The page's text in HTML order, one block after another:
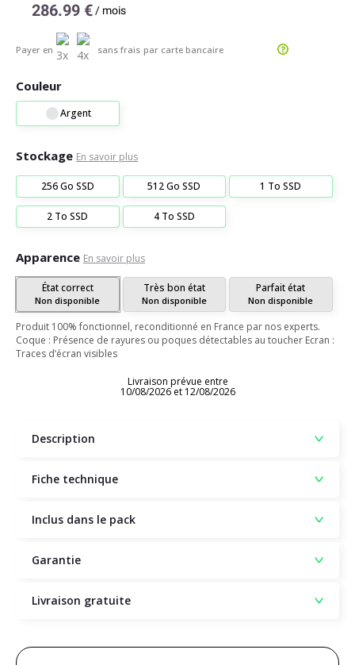
286.99 € / mois
Payer en sans frais par carte bancaire
Couleur
Argent
Stockage En savoir plus
256 Go SSD 512 Go SSD 1 To SSD
2 To SSD 4 To SSD
Apparence En savoir plus
État correct
Non disponible
Très bon état
Non disponible
Parfait état
Non disponible
Produit 100% fonctionnel, reconditionné en France par nos experts.
Coque : Présence de rayures ou poques détectables au toucher Ecran :
Traces d’écran visibles
Livraison prévue entre
10/08/2026 et 12/08/2026
Description
Fiche technique
Inclus dans le pack
Garantie
Livraison gratuite